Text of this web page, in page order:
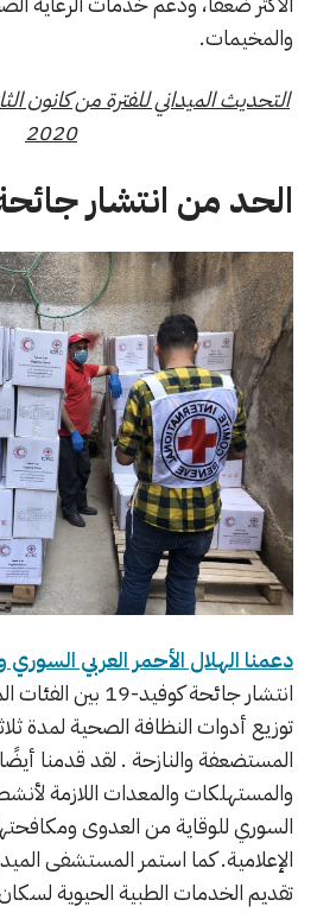
والمخيمات.
التحديث الميداني للفترة من كانون
2020
الحد من انتشار
دعمنا الهلال الأحمر العربي السوري
انتشار جائحة
توزيع أدوات النظافة الصحية لمدة
المستضعفة والنازحة . لقد قدمنا أيضًا
والمستهلكات والمعدات اللازمة
السوري للوقاية من العدوى
الإعلامية. كما استمر المستشفى
تقديم الخدمات الطبية الحيوية